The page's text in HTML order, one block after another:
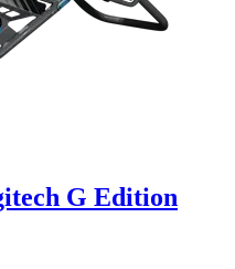
G Edition